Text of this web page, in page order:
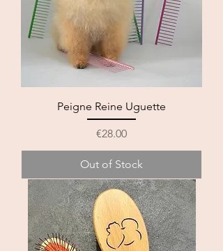
Peigne Reine Uguette
Price
€28.00
Out of Stock